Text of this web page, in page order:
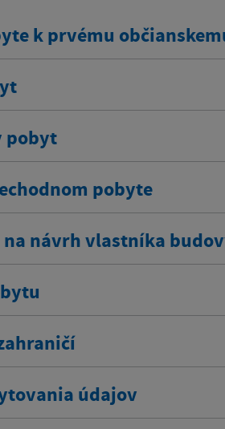
k prvému
pobyt
pobyte
návrh vlastníka
údajov